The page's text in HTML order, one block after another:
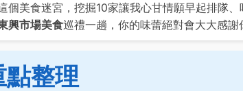
個美食迷宮，挖掘10家讓我心甘情願早起排隊
興市場美食巡禮一趟，你的味蕾絕對會大大感謝
點整理